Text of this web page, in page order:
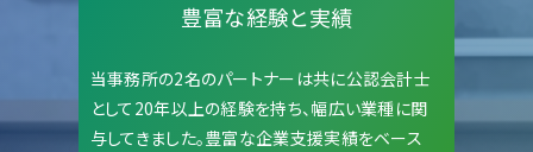
豊富な経験と実績
当事務所の2名のパートナーは共に公認会計士
として20年以上の経験を持ち、幅広い業種に関
与してきました。豊富な企業支援実績をベース